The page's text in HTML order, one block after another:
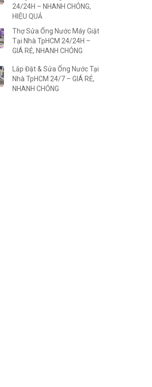
24/24H – NHANH CHÓNG,
HIỆU QUẢ
Thợ Sửa Ống Nước Máy Giặt
Tại Nhà TpHCM 24/24H –
GIÁ RẺ, NHANH CHÓNG
Lắp Đặt & Sửa Ống Nước Tại
Nhà TpHCM 24/7 – GIÁ RẺ,
NHANH CHÓNG